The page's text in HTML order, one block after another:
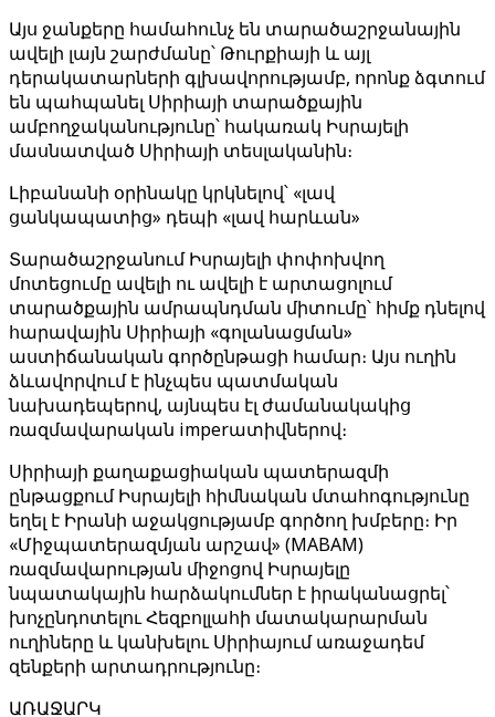
Այս ջանքերը համահունչ են տարածաշրջանային
ավելի լայն շարժմանը՝ Թուրքիայի և այլ
դերակատարների գլխավորությամբ, որոնք ձգտում
են պահպանել Սիրիայի տարածքային
ամբողջականությունը՝ հակառակ Իսրայելի
մասնատված Սիրիայի տեսլականին։
Լիբանանի օրինակը կրկնելով՝ «լավ
ցանկապատից» դեպի «լավ հարևան»
Տարածաշրջանում Իսրայելի փոփոխվող
մոտեցումը ավելի ու ավելի է արտացոլում
տարածքային ամրապնդման միտումը՝ հիմք դնելով
հարավային Սիրիայի «գոլանացման»
աստիճանական գործընթացի համար։ Այս ուղին
ձևավորվում է ինչպես պատմական
նախադեպերով, այնպես էլ ժամանակակից
ռազմավարական imperատիվներով։
Սիրիայի քաղաքացիական պատերազմի
ընթացքում Իսրայելի հիմնական մտահոգությունը
եղել է Իրանի աջակցությամբ գործող խմբերը։ Իր
«Միջպատերազմյան արշավ» (MABAM)
ռազմավարության միջոցով Իսրայելը
նպատակային հարձակումներ է իրականացրել՝
խոչընդոտելու Հեզբոլլահի մատակարարման
ուղիները և կանխելու Սիրիայում առաջադեմ
զենքերի արտադրությունը։
ԱՌԱՋԱՐԿ